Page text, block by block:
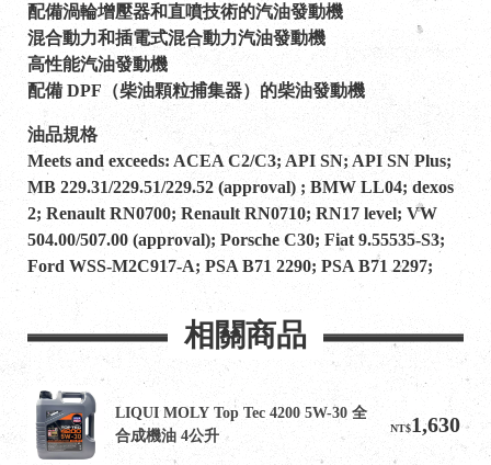
配備渦輪增壓器和直噴技術的汽油發動機
混合動力和插電式混合動力汽油發動機
高性能汽油發動機
配備 DPF（柴油顆粒捕集器）的柴油發動機
油品規格
Meets and exceeds: ACEA C2/C3; API SN; API SN Plus;
MB 229.31/229.51/229.52 (approval) ; BMW LL04; dexos
2; Renault RN0700; Renault RN0710; RN17 level; VW
504.00/507.00 (approval); Porsche C30; Fiat 9.55535-S3;
Ford WSS-M2C917-A; PSA B71 2290; PSA B71 2297;
相關商品
NT$1,630
LIQUI MOLY Top Tec 4200 5W-30 全
合成機油 4公升